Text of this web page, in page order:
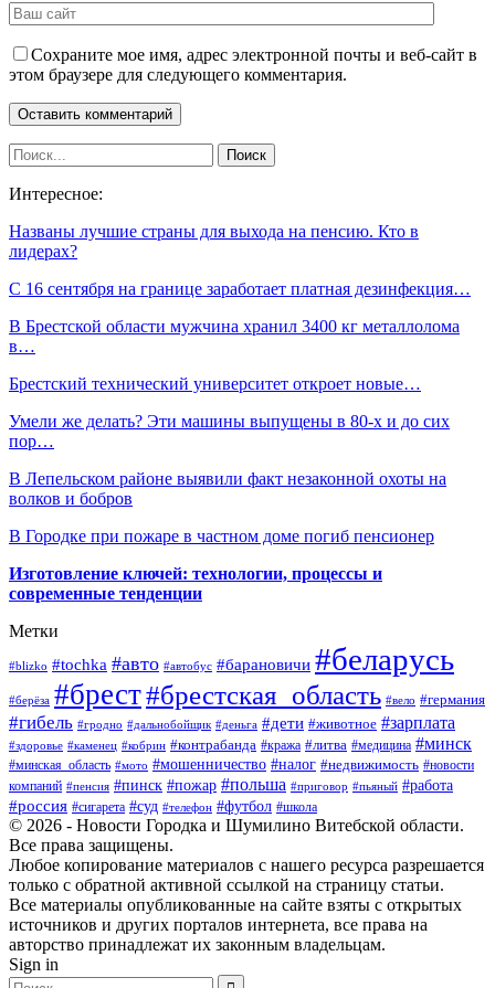
Сохраните мое имя, адрес электронной почты и веб-сайт в
этом браузере для следующего комментария.
Интересное:
Названы лучшие страны для выхода на пенсию. Кто в
лидерах?
С 16 сентября на границе заработает платная дезинфекция…
В Брестской области мужчина хранил 3400 кг металлолома
в…
Брестский технический университет откроет новые…
Умели же делать? Эти машины выпущены в 80-х и до сих
пор…
В Лепельском районе выявили факт незаконной охоты на
волков и бобров
В Городке при пожаре в частном доме погиб пенсионер
Изготовление ключей: технологии, процессы и
современные тенденции
Метки
#blizko #tochka #авто #автобус #барановичи #беларусь
#берёза #брест#брестская_область #вело #германия
#гибель #гродно #дальнобойщик #деньга #дети #животное #зарплата
#здоровье #каменец #кобрин #контрабанда #кража #литва #медицина #минск
#минская_область #мото #мошенничество #налог #недвижимость #новости
компаний #пенсия #пинск #пожар #польша #приговор #пьяный #работа
#россия #сигарета #суд #телефон #футбол #школа
© 2026 - Новости Городка и Шумилино Витебской области.
Все права защищены.
Любое копирование материалов с нашего ресурса разрешается
только с обратной активной ссылкой на страницу статьи.
Все материалы опубликованные на сайте взяты с открытых
источников и других порталов интернета, все права на
авторство принадлежат их законным владельцам.
Sign in